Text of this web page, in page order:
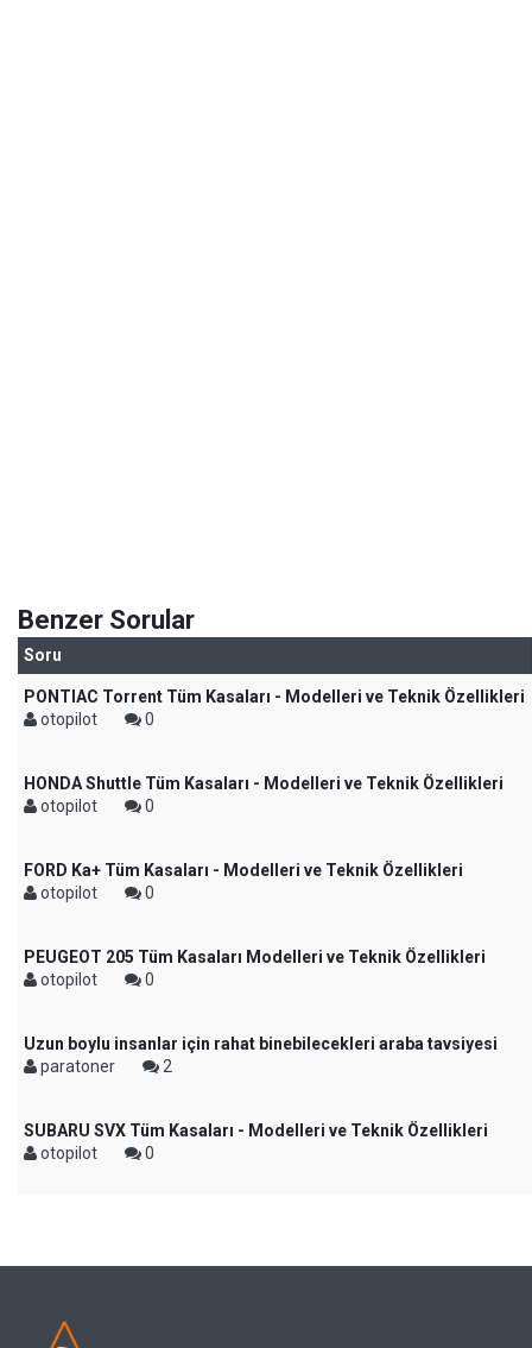
Benzer Sorular
Soru
PONTIAC Torrent Tüm Kasaları - Modelleri ve Teknik Özellikleri
otopilot
0
HONDA Shuttle Tüm Kasaları - Modelleri ve Teknik Özellikleri
otopilot
0
FORD Ka+ Tüm Kasaları - Modelleri ve Teknik Özellikleri
otopilot
0
PEUGEOT 205 Tüm Kasaları Modelleri ve Teknik Özellikleri
otopilot
0
Uzun boylu insanlar için rahat binebilecekleri araba tavsiyesi
paratoner
2
SUBARU SVX Tüm Kasaları - Modelleri ve Teknik Özellikleri
otopilot
0